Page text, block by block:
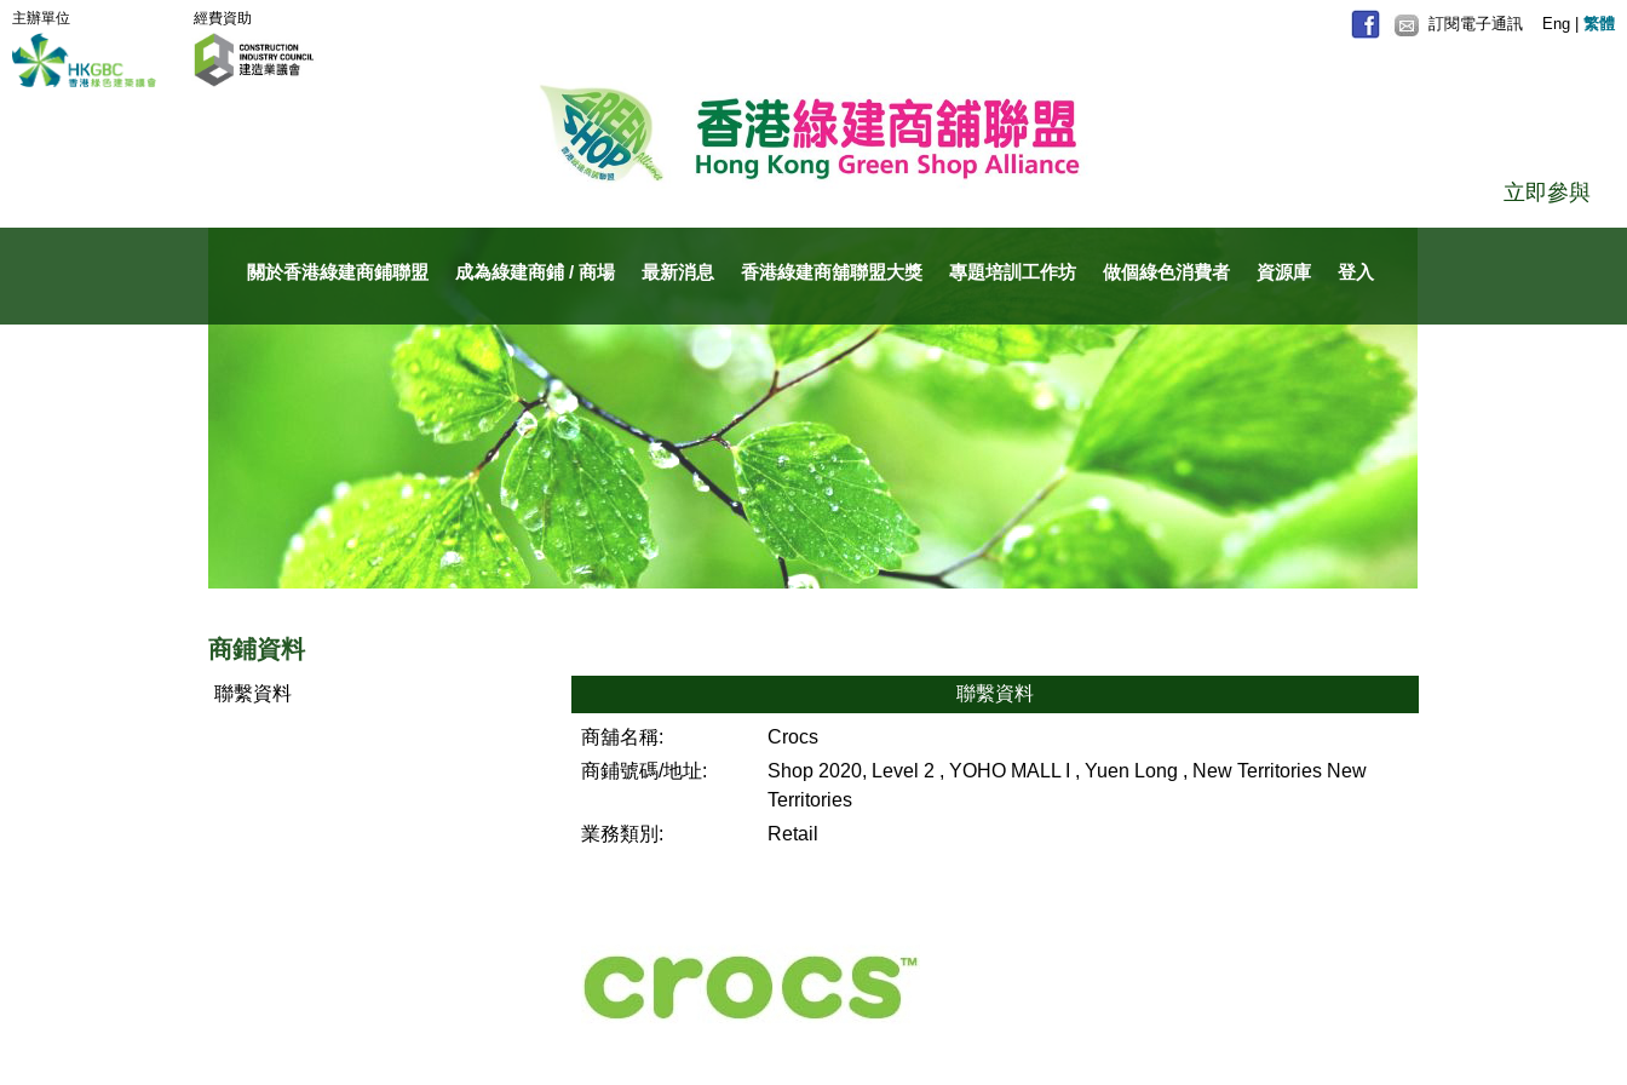
關於香港綠建商鋪聯盟 成為綠建商鋪 / 商場 最新消息 香港綠建商舖聯盟大獎 專題培訓工作坊 做個綠色消費者 資源庫 登入
訂閱電子通訊 Eng 繁體
經費資助
主辦單位
立即參與
商鋪資料
聯繫資料 聯繫資料
商舖名稱:
Crocs
商鋪號碼/地址:
Shop 2020, Level 2 , YOHO MALL I , Yuen Long , New Territories New
Territories
業務類別:
Retail